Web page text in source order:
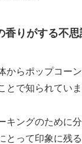
香りがする不
からポップコー
とで知られていま
キングのために
とって印象に残